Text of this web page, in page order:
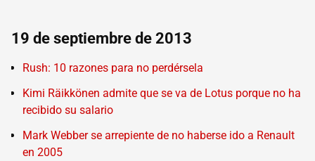
19 de septiembre de 2013
Rush: 10 razones para no perdérsela
Kimi Räikkönen admite que se va de Lotus porque no ha
recibido su salario
Mark Webber se arrepiente de no haberse ido a Renault
en 2005